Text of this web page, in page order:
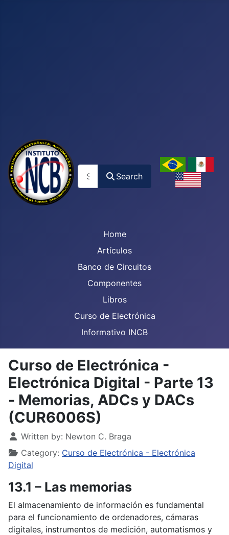
Search
Home
Artículos
Banco de Circuitos
Componentes
Libros
Curso de Electrónica
Informativo INCB
Curso de Electrónica -
Electrónica Digital - Parte 13
- Memorias, ADCs y DACs
(CUR6006S)
Details
Written by: Newton C. Braga
Category: Curso de Electrónica - Electrónica
Digital
13.1 – Las memorias
El almacenamiento de información es fundamental
para el funcionamiento de ordenadores, cámaras
digitales, instrumentos de medición, automatismos y